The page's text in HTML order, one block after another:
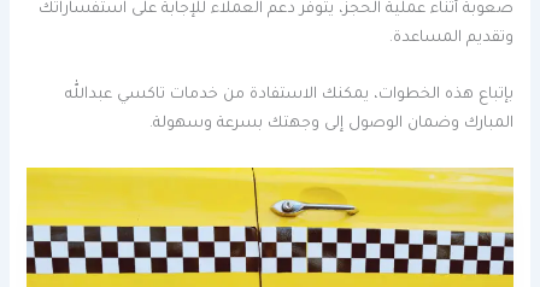
صعوبة أثناء عملية الحجز، يتوفر دعم العملاء للإجابة على استفساراتك
وتقديم المساعدة.
بإتباع هذه الخطوات، يمكنك الاستفادة من خدمات تاكسي عبدالله
المبارك وضمان الوصول إلى وجهتك بسرعة وسهولة.